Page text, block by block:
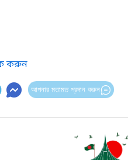
করুন
আপনার মতামত প্রদান করুন